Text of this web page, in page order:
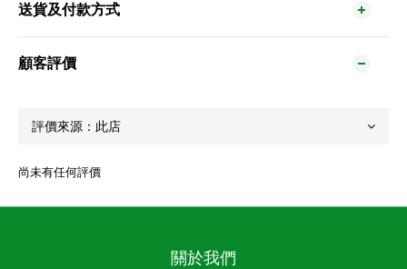
送貨及付款方式
顧客評價
尚未有任何評價
關於我們